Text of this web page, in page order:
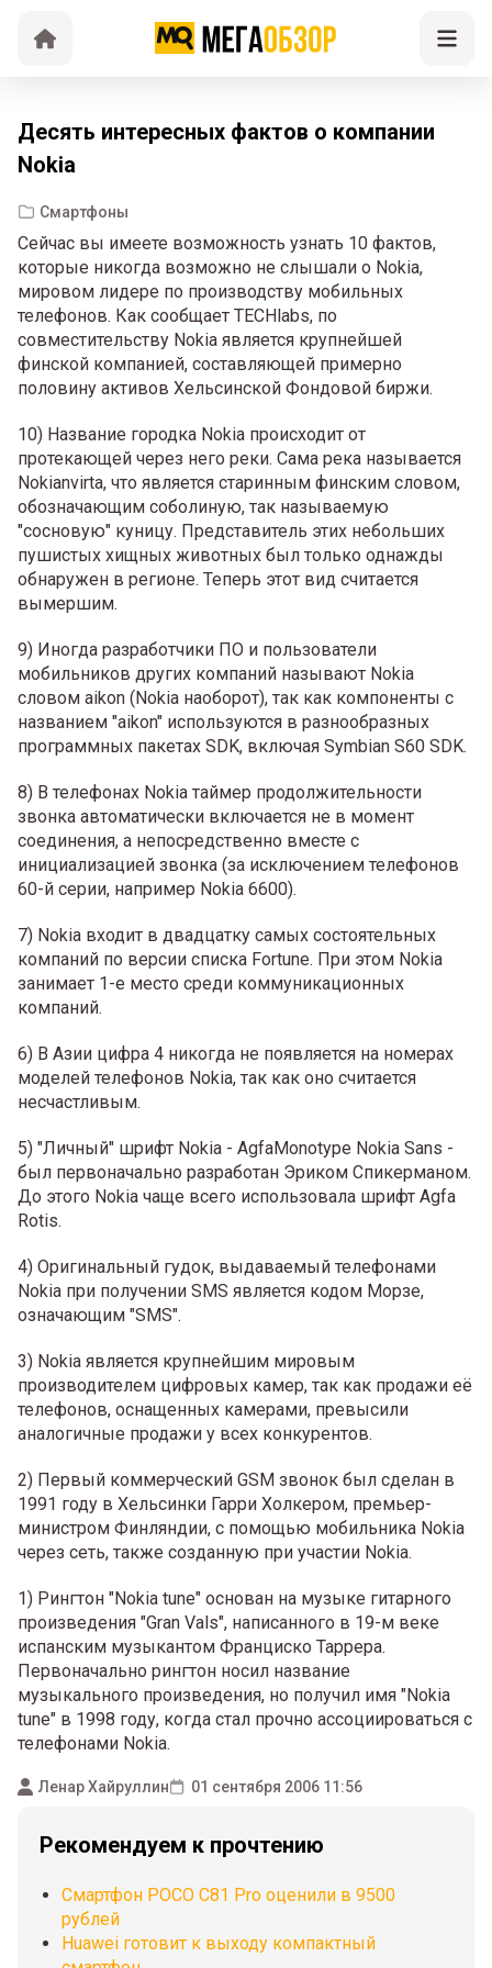
Десять интересных фактов о компании
Nokia
Смартфоны
Сейчас вы имеете возможность узнать 10 фактов,
которые никогда возможно не слышали о Nokia,
мировом лидере по производству мобильных
телефонов. Как сообщает TECHlabs, по
совместительству Nokia является крупнейшей
финской компанией, составляющей примерно
половину активов Хельсинской Фондовой биржи.
10) Название городка Nokia происходит от
протекающей через него реки. Сама река называется
Nokianvirta, что является старинным финским словом,
обозначающим соболиную, так называемую
"сосновую" куницу. Представитель этих небольших
пушистых хищных животных был только однажды
обнаружен в регионе. Теперь этот вид считается
вымершим.
9) Иногда разработчики ПО и пользователи
мобильников других компаний называют Nokia
словом aikon (Nokia наоборот), так как компоненты с
названием "aikon" используются в разнообразных
программных пакетах SDK, включая Symbian S60 SDK.
8) В телефонах Nokia таймер продолжительности
звонка автоматически включается не в момент
соединения, а непосредственно вместе с
инициализацией звонка (за исключением телефонов
60-й серии, например Nokia 6600).
7) Nokia входит в двадцатку самых состоятельных
компаний по версии списка Fortune. При этом Nokia
занимает 1-е место среди коммуникационных
компаний.
6) В Азии цифра 4 никогда не появляется на номерах
моделей телефонов Nokia, так как оно считается
несчастливым.
5) "Личный" шрифт Nokia - AgfaMonotype Nokia Sans -
был первоначально разработан Эриком Спикерманом.
До этого Nokia чаще всего использовала шрифт Agfa
Rotis.
4) Оригинальный гудок, выдаваемый телефонами
Nokia при получении SMS является кодом Морзе,
означающим "SMS".
3) Nokia является крупнейшим мировым
производителем цифровых камер, так как продажи её
телефонов, оснащенных камерами, превысили
аналогичные продажи у всех конкурентов.
2) Первый коммерческий GSM звонок был сделан в
1991 году в Хельсинки Гарри Холкером, премьер-
министром Финляндии, с помощью мобильника Nokia
через сеть, также созданную при участии Nokia.
1) Рингтон "Nokia tune" основан на музыке гитарного
произведения "Gran Vals", написанного в 19-м веке
испанским музыкантом Франциско Таррера.
Первоначально рингтон носил название
музыкального произведения, но получил имя "Nokia
tune" в 1998 году, когда стал прочно ассоциироваться с
телефонами Nokia.
Ленар Хайруллин 01 сентября 2006 11:56
Рекомендуем к прочтению
Смартфон POCO C81 Pro оценили в 9500
рублей
Huawei готовит к выходу компактный